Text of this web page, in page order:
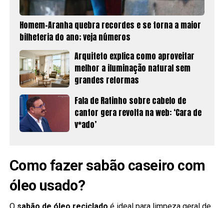
Homem-Aranha quebra recordes e se torna a maior
bilheteria do ano; veja números
Arquiteto explica como aproveitar
melhor a iluminação natural sem
grandes reformas
Fala de Ratinho sobre cabelo de
cantor gera revolta na web: ‘Cara de
v*ado’
Como fazer sabão caseiro com
óleo usado?